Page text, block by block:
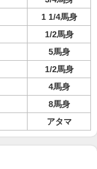
1 1/4馬身
1/2馬身
5馬身
1/2馬身
4馬身
8馬身
アタマ